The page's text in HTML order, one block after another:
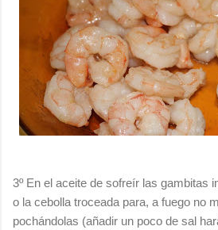
3º En el aceite de sofreír las gambitas
o la cebolla troceada para, a fuego no
pochándolas (añadir un poco de sal